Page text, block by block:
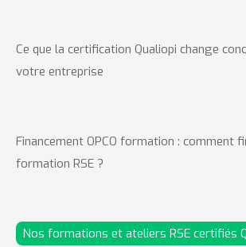
Ce que la certification Qualiopi change
votre entreprise
Financement OPCO formation : comment
formation RSE ?
Nos formations et ateliers RSE certifiés